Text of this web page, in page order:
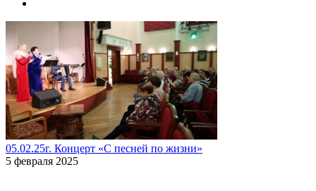
05.02.25г. Концерт «С песней по жизни»
5 февраля 2025